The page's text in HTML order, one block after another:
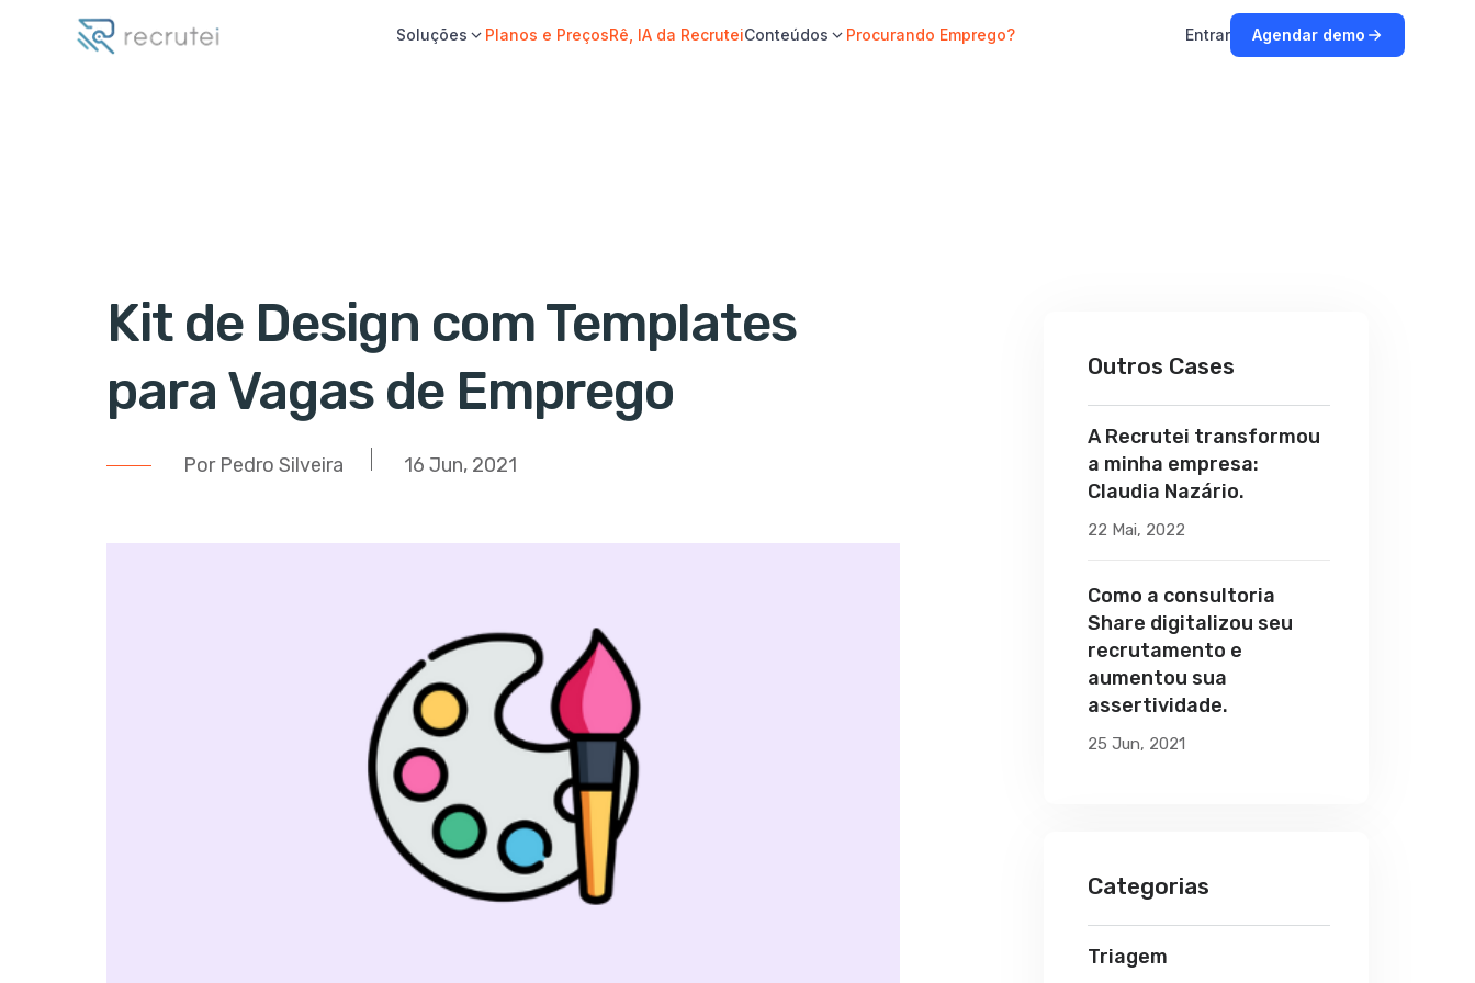
Soluções Planos e PreçosRê, IA da RecruteiConteúdos Procurando Emprego? Entrar Agendar demo
Kit de Design com Templates
para Vagas de Emprego
Por Pedro Silveira 16 Jun, 2021
Outros Cases
A Recrutei transformou
a minha empresa:
Claudia Nazário.
22 Mai, 2022
Como a consultoria
Share digitalizou seu
recrutamento e
aumentou sua
assertividade.
25 Jun, 2021
Categorias
Triagem